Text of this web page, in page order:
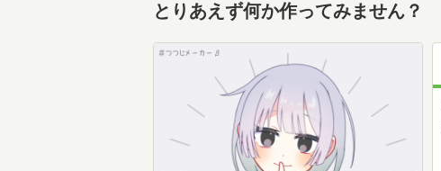
とりあえず何か作ってみません？